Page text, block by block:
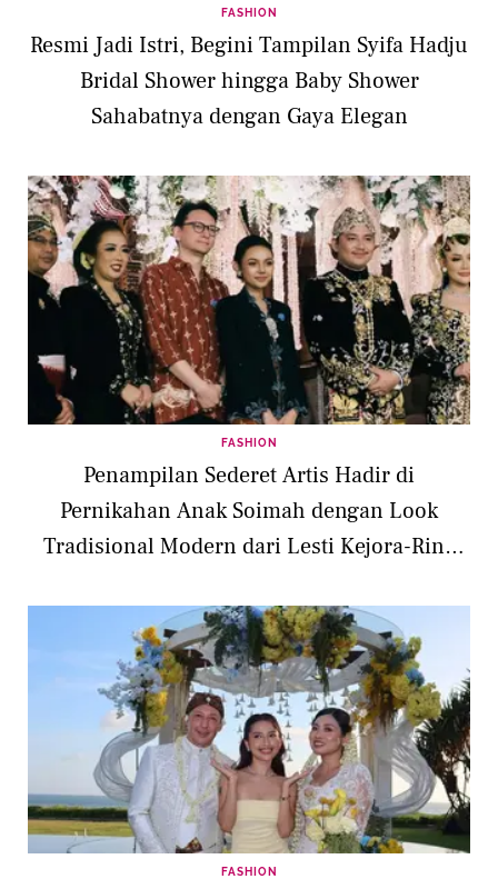
FASHION
Resmi Jadi Istri, Begini Tampilan Syifa Hadju
Bridal Shower hingga Baby Shower
Sahabatnya dengan Gaya Elegan
FASHION
Penampilan Sederet Artis Hadir di
Pernikahan Anak Soimah dengan Look
Tradisional Modern dari Lesti Kejora-Rina
FASHION